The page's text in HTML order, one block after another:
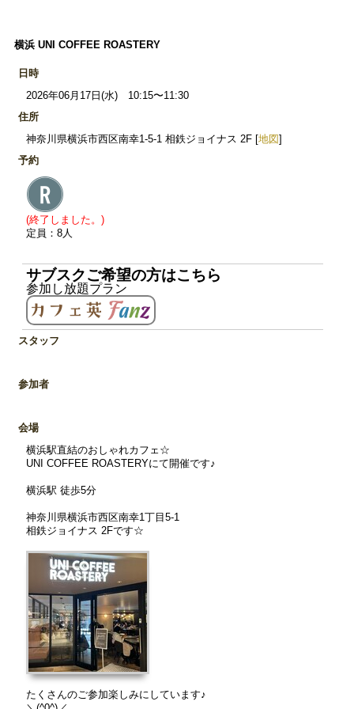
横浜 UNI COFFEE ROASTERY
日時
2026年06月17日(水) 10:15〜11:30
住所
神奈川県横浜市西区南幸1-5-1 相鉄ジョイナス 2F [地図]
予約
(終了しました。)
定員：8人
サブスクご希望の方はこちら
参加し放題プラン
スタッフ
参加者
会場
横浜駅直結のおしゃれカフェ☆
UNI COFFEE ROASTERYにて開催です♪
横浜駅 徒歩5分
神奈川県横浜市西区南幸1丁目5-1
相鉄ジョイナス 2Fです☆
たくさんのご参加楽しみにしています♪